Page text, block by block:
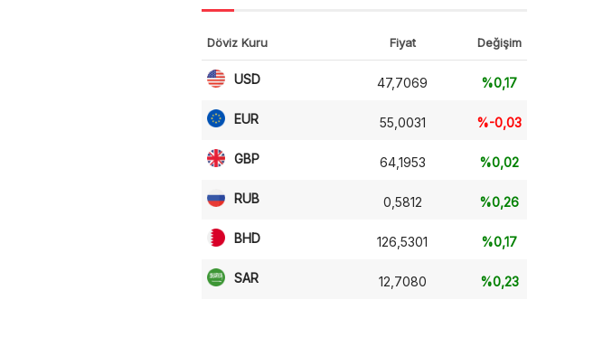
Döviz Kuru Fiyat Değişim
USD 47,7069 %0,17
EUR 55,0031 %-0,03
GBP 64,1953 %0,02
RUB 0,5812 %0,26
BHD 126,5301 %0,17
SAR 12,7080 %0,23